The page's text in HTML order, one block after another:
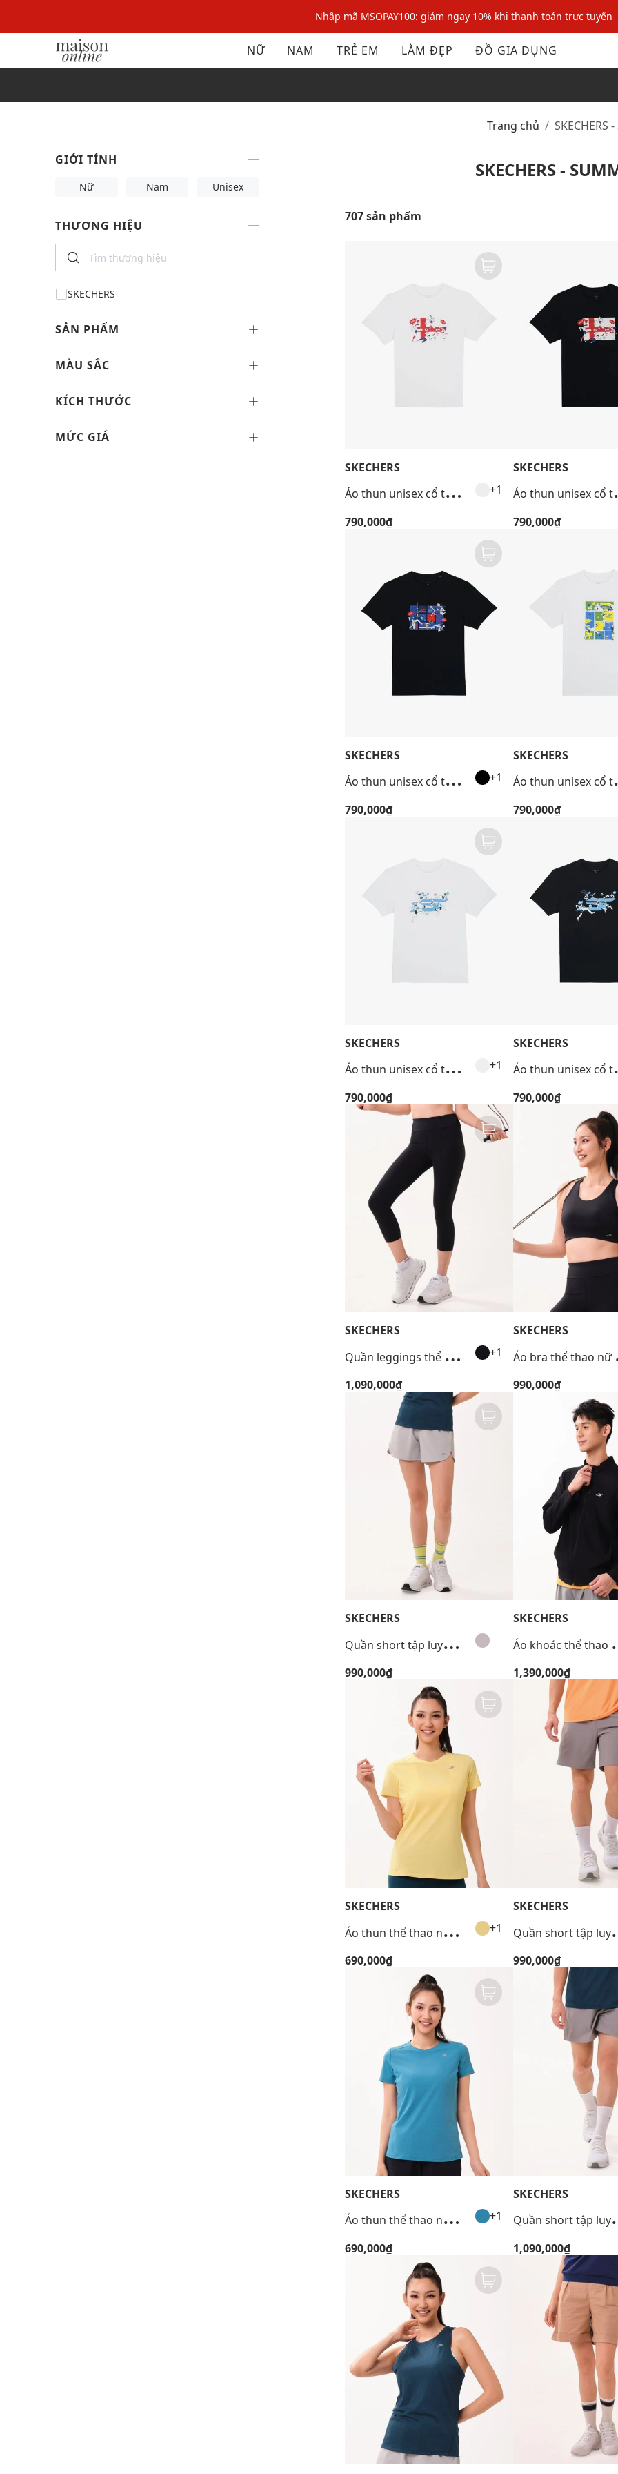
Nhập mã MSOPAY100: giảm ngay 10% khi thanh toán trực tuyến
Nhập mã: MSOXINCHAO - Giảm 10% đơn đầu cho thành viên mới!
Nhập mã MSOPAY100: giảm ngay 10% khi thanh toán trực tuyến
NỮ NAM TRẺ EM LÀM ĐẸP ĐỒ GIA DỤNG
GIỚI TÍNH
Nữ Nam Unisex
THƯƠNG HIỆU
SKECHERS
SẢN PHẨM
MÀU SẮC
KÍCH THƯỚC
MỨC GIÁ
Trang chủ
SKECHERS -
707 sản phẩm
SKECHERS
Á
o thun unisex cổ tròn tay ngắn Performance +1
790,000₫
SKECHERS
o
790,000₫
SKECHERS
Á
o thun unisex cổ tròn tay ngắn Performance +1
790,000₫
SKECHERS
o
790,000₫
SKECHERS
Á
o thun unisex cổ tròn tay ngắn Performance +1
790,000₫
SKECHERS
o
790,000₫
SKECHERS
Q
uần leggings thể thao nữ Walking Performance +1
1,090,000₫
SKECHERS
o
990,000₫
SKECHERS
Q
uần short tập luyện nữ Walking Performance
990,000₫
SKECHERS
o khoác
1,390,000₫
SKECHERS
Á
o thun thể thao nữ tay ngắn Performance +1
690,000₫
SKECHERS
uần
990,000₫
SKECHERS
Á
o thun thể thao nữ tay ngắn Performance +1
690,000₫
SKECHERS
uần
1,090,000₫